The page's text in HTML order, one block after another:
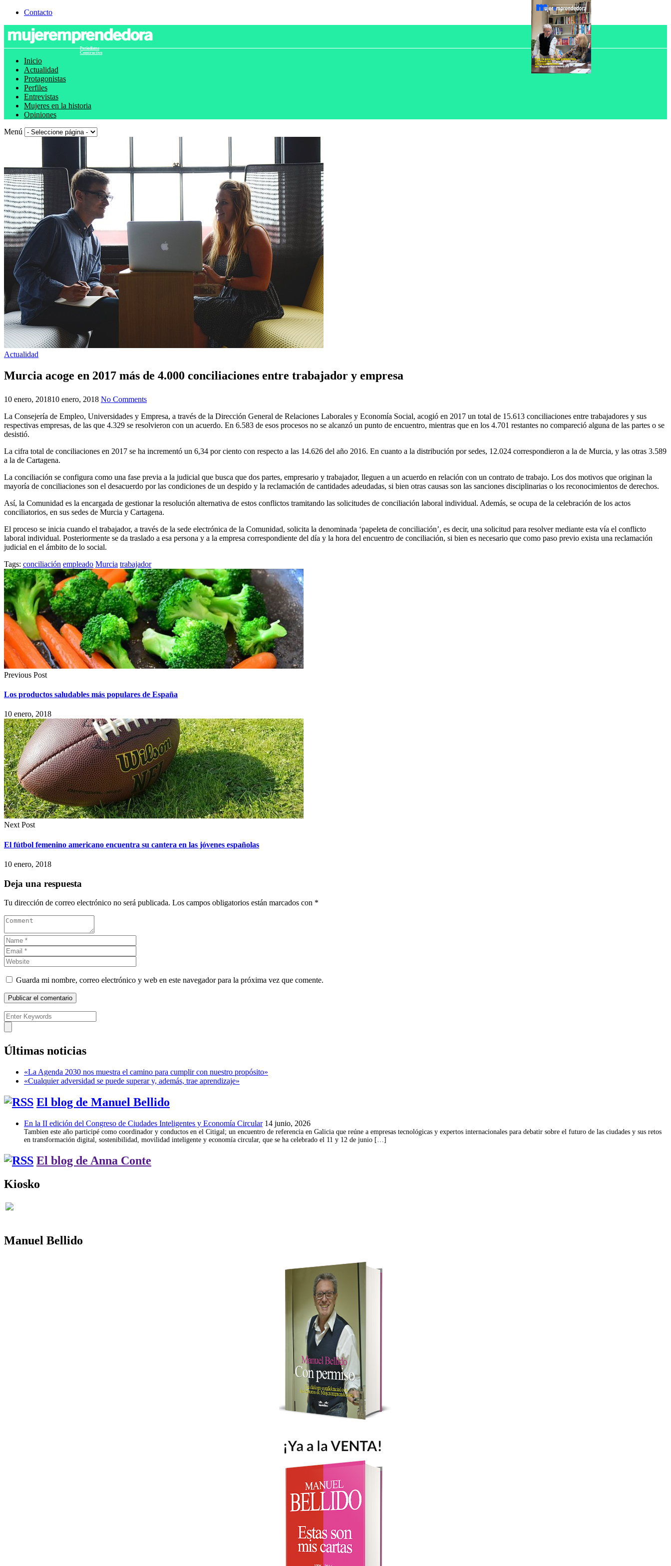
Contacto
Inicio
Actualidad
Protagonistas
Perfiles
Entrevistas
Mujeres en la historia
Opiniones
Menú
Actualidad
Murcia acoge en 2017 más de 4.000 conciliaciones entre trabajador y empresa
10 enero, 201810 enero, 2018 No Comments
La Consejería de Empleo, Universidades y Empresa, a través de la Dirección General de Relaciones Laborales y Economía Social, acogió en 2017 un total de 15.613 conciliaciones entre trabajadores y sus
respectivas empresas, de las que 4.329 se resolvieron con un acuerdo. En 6.583 de esos procesos no se alcanzó un punto de encuentro, mientras que en los 4.701 restantes no compareció alguna de las partes o se
desistió.
La cifra total de conciliaciones en 2017 se ha incrementó un 6,34 por ciento con respecto a las 14.626 del año 2016. En cuanto a la distribución por sedes, 12.024 correspondieron a la de Murcia, y las otras 3.589
a la de Cartagena.
La conciliación se configura como una fase previa a la judicial que busca que dos partes, empresario y trabajador, lleguen a un acuerdo en relación con un contrato de trabajo. Los dos motivos que originan la
mayoría de conciliaciones son el desacuerdo por las condiciones de un despido y la reclamación de cantidades adeudadas, si bien otras causas son las sanciones disciplinarias o los reconocimientos de derechos.
Así, la Comunidad es la encargada de gestionar la resolución alternativa de estos conflictos tramitando las solicitudes de conciliación laboral individual. Además, se ocupa de la celebración de los actos
conciliatorios, en sus sedes de Murcia y Cartagena.
El proceso se inicia cuando el trabajador, a través de la sede electrónica de la Comunidad, solicita la denominada ‘papeleta de conciliación’, es decir, una solicitud para resolver mediante esta vía el conflicto
laboral individual. Posteriormente se da traslado a esa persona y a la empresa correspondiente del día y la hora del encuentro de conciliación, si bien es necesario que como paso previo exista una reclamación
judicial en el ámbito de lo social.
Tags: conciliación empleado Murcia trabajador
Previous Post
Los productos saludables más populares de España
10 enero, 2018
Next Post
El fútbol femenino americano encuentra su cantera en las jóvenes españolas
10 enero, 2018
Deja una respuesta
Tu dirección de correo electrónico no será publicada. Los campos obligatorios están marcados con *
Guarda mi nombre, correo electrónico y web en este navegador para la próxima vez que comente.
Últimas noticias
«La Agenda 2030 nos muestra el camino para cumplir con nuestro propósito»
«Cualquier adversidad se puede superar y, además, trae aprendizaje»
El blog de Manuel Bellido
En la II edición del Congreso de Ciudades Inteligentes y Economía Circular 14 junio, 2026
Tambien este año participé como coordinador y conductos en el Citigal; un encuentro de referencia en Galicia que reúne a empresas tecnológicas y expertos internacionales para debatir sobre el futuro de las ciudades y sus retos
en transformación digital, sostenibilidad, movilidad inteligente y economía circular, que se ha celebrado el 11 y 12 de junio […]
El blog de Anna Conte
Kiosko
Manuel Bellido
Periodismo
Constructivo